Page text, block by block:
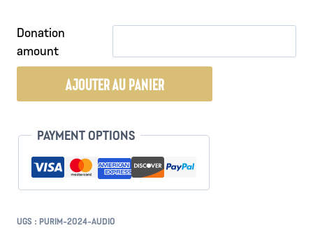
Donation
amount
Message
AJOUTER AU PANIER
PAYMENT OPTIONS
UGS : PURIM-2024-AUDIO